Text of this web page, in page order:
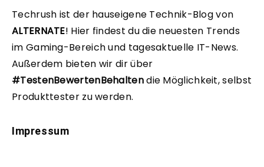
Techrush ist der hauseigene Technik-Blog von
ALTERNATE! Hier findest du die neuesten Trends
im Gaming-Bereich und tagesaktuelle IT-News.
Außerdem bieten wir dir über
#TestenBewertenBehaltendie Möglichkeit, selbst
Produkttester zu werden.
Impressum